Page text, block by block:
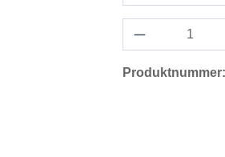
Produktnummer: